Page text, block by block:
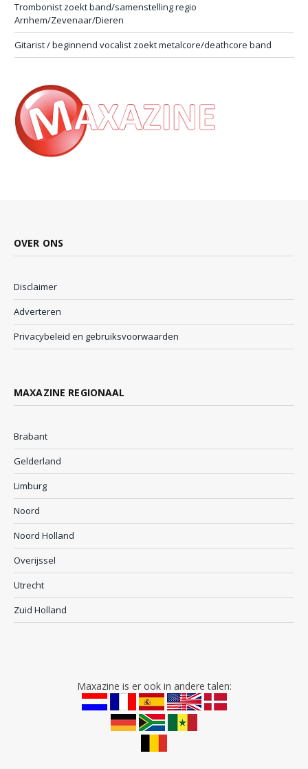
Trombonist zoekt band/samenstelling regio
Arnhem/Zevenaar/Dieren
Gitarist / beginnend vocalist zoekt metalcore/deathcore band
OVER ONS
Disclaimer
Adverteren
Privacybeleid en gebruiksvoorwaarden
MAXAZINE REGIONAAL
Brabant
Gelderland
Limburg
Noord
Noord Holland
Overijssel
Utrecht
Zuid Holland
Maxazine is er ook in andere talen: